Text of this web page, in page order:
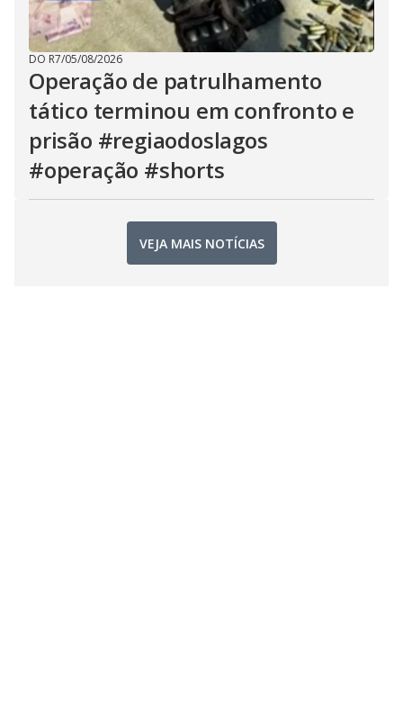
DO R7/05/08/2026
Operação de patrulhamento
tático terminou em confronto e
prisão #regiaodoslagos
#operação #shorts
VEJA MAIS NOTÍCIAS